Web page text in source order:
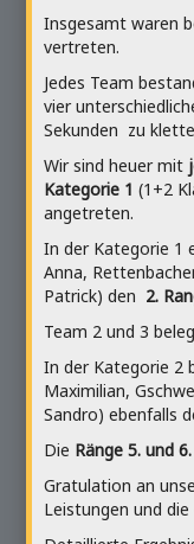
Insgesamt waren
vertreten.
Jedes Team
vier
Sekunden zu
Wir sind heuer mit
Kategorie 1 (1+2
angetreten.
In der Kategorie 1
Anna,
Patrick) den 2.
Team 2 und 3
In der Kategorie 2
Maximilian,
Sandro) ebenfalls
Die Ränge 5. und 6.
Gratulation an
Leistungen und